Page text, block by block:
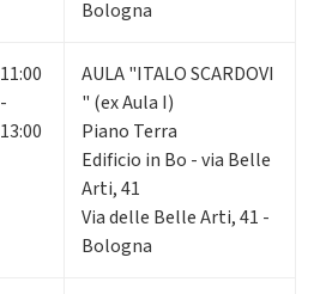
Bologna
11:00
-
13:00
AULA "ITALO SCARDOVI
" (ex Aula I)
Piano Terra
Edificio in Bo - via Belle
Arti, 41
Via delle Belle Arti, 41 -
Bologna